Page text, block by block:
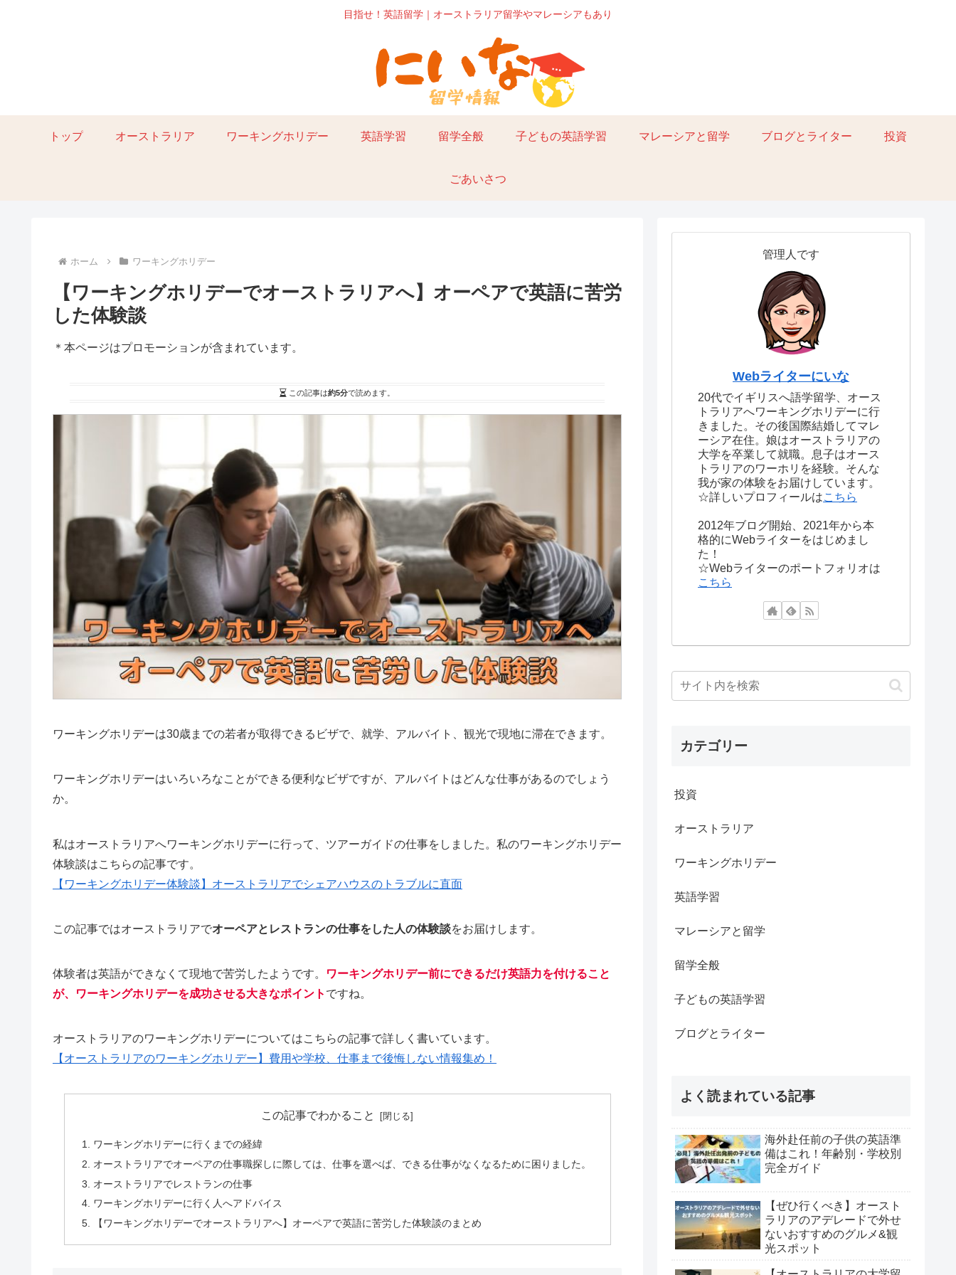
目指せ！英語留学｜オーストラリア留学やマレーシアもあり
トップ オーストラリア ワーキングホリデー 英語学習 留学全般 子どもの英語学習 マレーシアと留学 ブログとライター 投資
ごあいさつ
ホーム ワーキングホリデー
【ワーキングホリデーでオーストラリアへ】オーペアで英語に苦労
した体験談
＊本ページはプロモーションが含まれています。
この記事は約5分で読めます。
ワーキングホリデーは30歳までの若者が取得できるビザで、就学、アルバイト、観光で現地に滞在できます。
ワーキングホリデーはいろいろなことができる便利なビザですが、アルバイトはどんな仕事があるのでしょう
か。
私はオーストラリアへワーキングホリデーに行って、ツアーガイドの仕事をしました。私のワーキングホリデー
体験談はこちらの記事です。
【ワーキングホリデー体験談】オーストラリアでシェアハウスのトラブルに直面
この記事ではオーストラリアでオーペアとレストランの仕事をした人の体験談をお届けします。
体験者は英語ができなくて現地で苦労したようです。
ワーキングホリデー前にできるだけ英語力を付けること
が、ワーキングホリデーを成功させる大きなポイント ですね。
オーストラリアのワーキングホリデーについてはこちらの記事で詳しく書いています。
【オーストラリアのワーキングホリデー】費用や学校、仕事まで後悔しない情報集め！
この記事でわかること
ワーキングホリデーに行くまでの経緯
オーストラリアでオーペアの仕事職探しに際しては、仕事を選べば、できる仕事がなくなるために困りました。
オーストラリアでレストランの仕事
ワーキングホリデーに行く人へアドバイス
【ワーキングホリデーでオーストラリアへ】オーペアで英語に苦労した体験談のまとめ
管理人です
Webライターにいな
20代でイギリスへ語学留学、オース
トラリアへワーキングホリデーに行
きました。その後国際結婚してマレ
ーシア在住。娘はオーストラリアの
大学を卒業して就職。息子はオース
トラリアのワーホリを経験。そんな
我が家の体験をお届けしています。
☆詳しいプロフィールはこちら
2012年ブログ開始、2021年から本
格的にWebライターをはじめまし
た！
☆Webライターのポートフォリオは
こちら
カテゴリー
投資
オーストラリア
ワーキングホリデー
英語学習
マレーシアと留学
留学全般
子どもの英語学習
ブログとライター
よく読まれている記事
海外赴任前の子供の英語準
備はこれ！年齢別・学校別
完全ガイド
【ぜひ行くべき】オースト
ラリアのアデレードで外せ
ないおすすめのグルメ&観
光スポット